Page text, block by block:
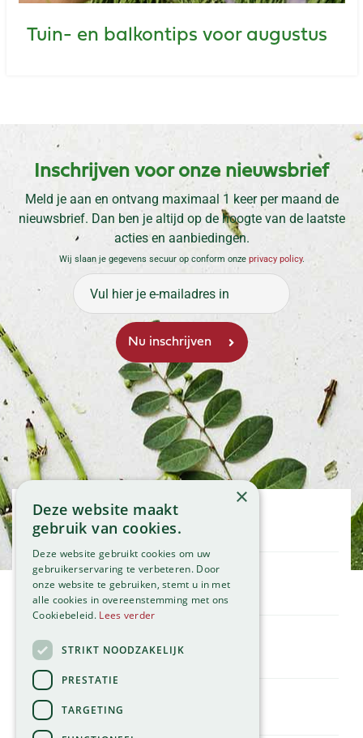
Tuin- en balkontips voor augustus
Inschrijven voor onze nieuwsbrief
Meld je aan en ontvang maximaal 1 keer per maand de
nieuwsbrief. Dan ben je altijd op de hoogte van de laatste
acties en aanbiedingen.
Wij slaan je gegevens secuur op conform onze privacy policy.
Openingstijden
Maandag
Dinsdag
Woensdag
Donderdag
Vrijdag
Zaterdag
Zondag
Bekijk onze afwijkende openingstijden >
Klantenservice
Service
Tuincentrum
Contact
Global Garden
Hillegommerdijk 554
2136 KX Zwaanshoek
T.023 584 23 54
×
Deze website maakt
gebruik van cookies.
Deze website gebruikt cookies om uw
gebruikerservaring te verbeteren. Door
onze website te gebruiken, stemt u in met
alle cookies in overeenstemming met ons
Cookiebeleid. Lees verder
STRIKT NOODZAKELIJK
PRESTATIE
TARGETING